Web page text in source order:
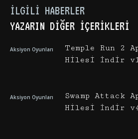
İLGILI HABERLER
YAZARIN DIĞER İÇERIKLERI
Aksiyon Oyunları
Temple Run 2
Hilesi İndir
Aksiyon Oyunları
Swamp Attack
Hilesi İndir